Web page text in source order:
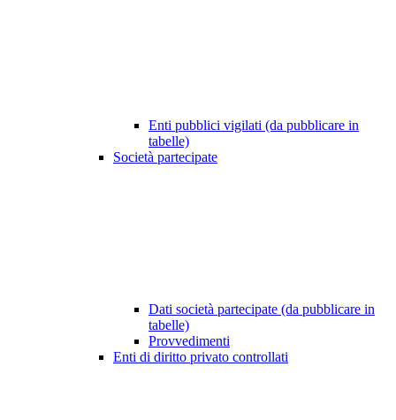
Enti pubblici vigilati (da pubblicare in
tabelle)
Società partecipate
Dati società partecipate (da pubblicare in
tabelle)
Provvedimenti
Enti di diritto privato controllati